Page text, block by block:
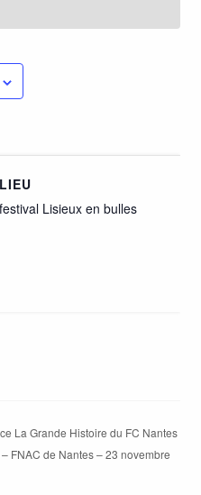
LIEU
festival Lisieux en bulles
La Grande Histoire du FC Nantes
FNAC de Nantes – 23 novembre